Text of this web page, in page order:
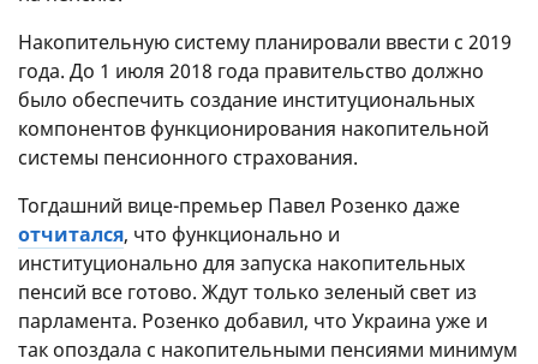
Накопительную систему планировали ввести с 2019
года. До 1 июля 2018 года правительство должно
было обеспечить создание институциональных
компонентов функционирования накопительной
системы пенсионного страхования.
Тогдашний вице-премьер Павел Розенко даже
отчитался, что функционально и
институционально для запуска накопительных
пенсий все готово. Ждут только зеленый свет из
парламента. Розенко добавил, что Украина уже и
так опоздала с накопительными пенсиями минимум